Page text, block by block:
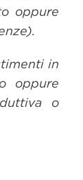
oppure
in
oppure
o